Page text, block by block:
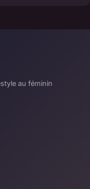
au féminin